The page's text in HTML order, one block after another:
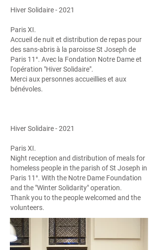
Hiver Solidaire - 2021
Paris XI.
Accueil de nuit et distribution de repas pour
des sans-abris à la paroisse St Joseph de
Paris 11°. Avec la Fondation Notre Dame et
l'opération "Hiver Solidaire".
Merci aux personnes accueillies et aux
bénévoles.
Hiver Solidaire - 2021
Paris XI.
Night reception and distribution of meals for
homeless people in the parish of St Joseph in
Paris 11°. With the Notre Dame Foundation
and the "Winter Solidarity" operation.
Thank you to the people welcomed and the
volunteers.